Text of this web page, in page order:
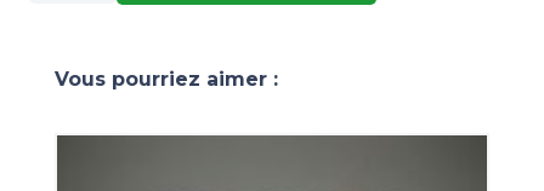
Vous pourriez aimer :